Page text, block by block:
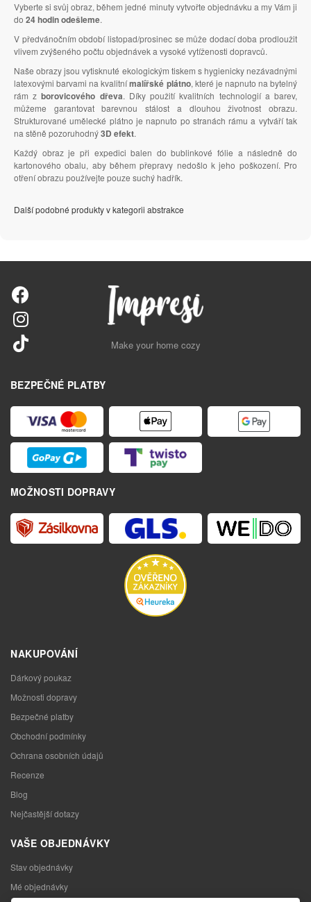
Vyberte si svůj obraz, během jedné minuty vytvořte objednávku a my Vám ji
do 24 hodin odešleme.
V předvánočním období listopad/prosinec se může dodací doba prodloužit
vlivem zvýšeného počtu objednávek a vysoké vytíženosti dopravců.
Naše obrazy jsou vytisknuté ekologickým tiskem s hygienicky nezávadnými
latexovými barvami na kvalitnímalířské plátno, které je napnuto na bytelný
rám zborovicového dřeva. Díky použití kvalitních technologií a barev,
můžeme garantovat barevnou stálost a dlouhou životnost obrazu.
Strukturované umělecké plátno je napnuto po stranách rámu a vytváří tak
na stěně pozoruhodný3D efekt.
Každý obraz je při expedici balen do bublinkové fólie a následně do
kartonového obalu, aby během přepravy nedošlo k jeho poškození. Pro
otření obrazu používejte pouze suchý hadřík.
Další podobné produkty v kategorii abstrakce
Make your home cozy
BEZPEČNÉ PLATBY
MOŽNOSTI DOPRAVY
NAKUPOVÁNÍ
Dárkový poukaz
Možnosti dopravy
Bezpečné platby
Obchodní podmínky
Ochrana osobních údajů
Recenze
Blog
Nejčastější dotazy
VAŠE OBJEDNÁVKY
Stav objednávky
Mé objednávky